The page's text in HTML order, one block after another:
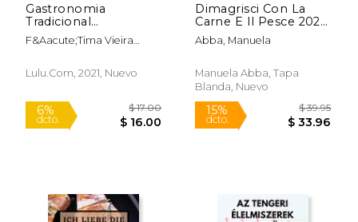
dcto. $ 16.99 dcto.
Gastronomia
Tradicional
Portuguesa - Peixes e
Mariscos: Peixe e
Portugués)
F&Aacute;Tima Vieira
Lulu.Com, 2021, Nuevo
Dimagrisci Con La
Carne E Il Pesce 2022:
Squisite Ricette Per
Perdere Peso
Senza Sforzo (en
Italiano)
Abba, Manuela
Manuela Abba, Tapa
Blanda, Nuevo